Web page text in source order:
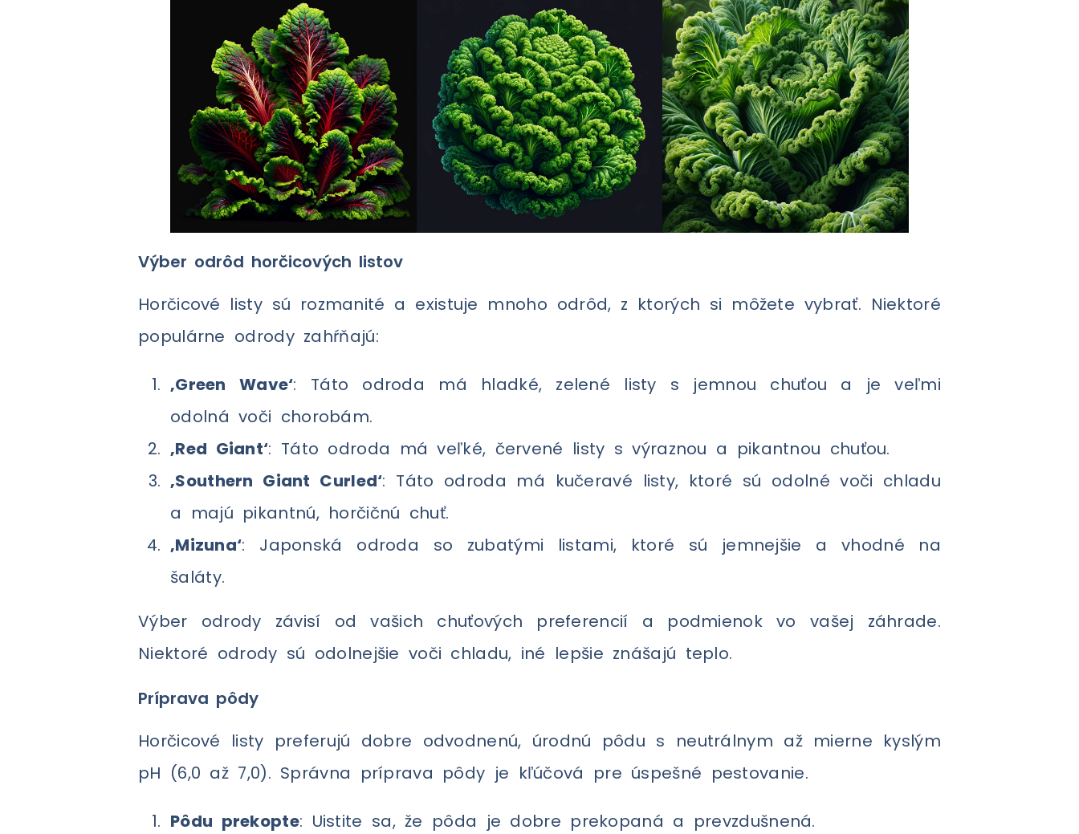
Výber odrôd horčicových listov
Horčicové listy sú rozmanité a existuje mnoho odrôd, z ktorých si môžete vybrať. Niektoré
populárne odrody zahŕňajú:
‚Green Wave‘: Táto odroda má hladké, zelené listy s jemnou chuťou a je veľmi
odolná voči chorobám.
‚Red Giant‘: Táto odroda má veľké, červené listy s výraznou a pikantnou chuťou.
‚Southern Giant Curled‘: Táto odroda má kučeravé listy, ktoré sú odolné voči chladu
a majú pikantnú, horčičnú chuť.
‚Mizuna‘: Japonská odroda so zubatými listami, ktoré sú jemnejšie a vhodné na
šaláty.
Výber odrody závisí od vašich chuťových preferencií a podmienok vo vašej záhrade.
Niektoré odrody sú odolnejšie voči chladu, iné lepšie znášajú teplo.
Príprava pôdy
Horčicové listy preferujú dobre odvodnenú, úrodnú pôdu s neutrálnym až mierne kyslým
pH (6,0 až 7,0). Správna príprava pôdy je kľúčová pre úspešné pestovanie.
Pôdu prekopte: Uistite sa, že pôda je dobre prekopaná a prevzdušnená.